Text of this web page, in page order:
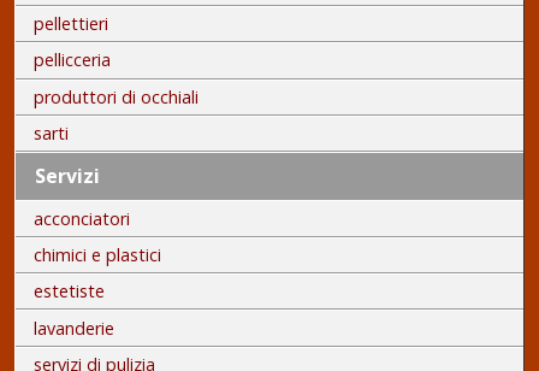
pellettieri
pellicceria
produttori di occhiali
sarti
Servizi
acconciatori
chimici e plastici
estetiste
lavanderie
servizi di pulizia